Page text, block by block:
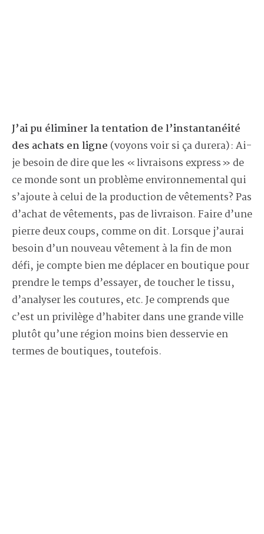
J’ai pu éliminer la tentation de l’instantanéité
des achats en ligne (voyons voir si ça durera) : Ai-
je besoin de dire que les « livraisons express » de
ce monde sont un problème environnemental qui
s’ajoute à celui de la production de vêtements? Pas
d’achat de vêtements, pas de livraison. Faire d’une
pierre deux coups, comme on dit. Lorsque j’aurai
besoin d’un nouveau vêtement à la fin de mon
défi, je compte bien me déplacer en boutique pour
prendre le temps d’essayer, de toucher le tissu,
d’analyser les coutures, etc. Je comprends que
c’est un privilège d’habiter dans une grande ville
plutôt qu’une région moins bien desservie en
termes de boutiques, toutefois.